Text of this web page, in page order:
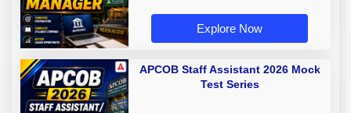
Explore Now
APCOB Staff Assistant 2026 Mock
Test Series